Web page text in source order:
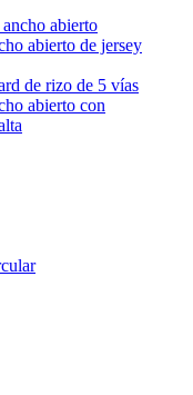
abierto
abierto de jersey
de rizo de 5 vías
abierto con